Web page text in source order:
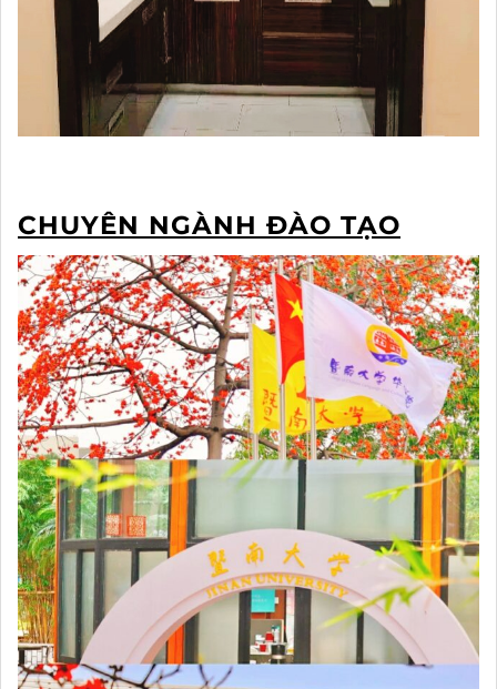
CHUYÊN NGÀNH ĐÀO TẠO